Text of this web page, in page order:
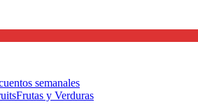
semanales
Frutas y Verduras